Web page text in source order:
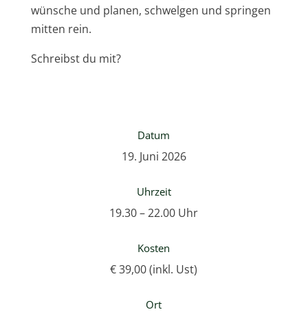
wünsche und planen, schwelgen und springen
mitten rein.
Schreibst du mit?
Datum
19. Juni 2026
Uhrzeit
19.30 – 22.00 Uhr
Kosten
€ 39,00 (inkl. Ust)
Ort